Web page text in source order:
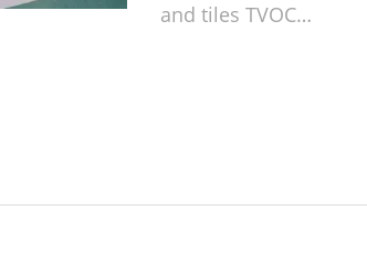
and tiles TVOC…